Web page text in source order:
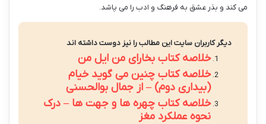
می کند و بذر عشق به فرهنگ و ادب را می پاشد.
دیگر کاربران سایت این مطالب را نیز دوست داشته اند
خلاصه کتاب بخارای من ایل من
خلاصه کتاب چنین می گوید خیام
(بیداری دوم) – از جمال بوالحسنی
خلاصه کتاب چهره ها و جهت ها – درک
نحوه عملکرد مغز